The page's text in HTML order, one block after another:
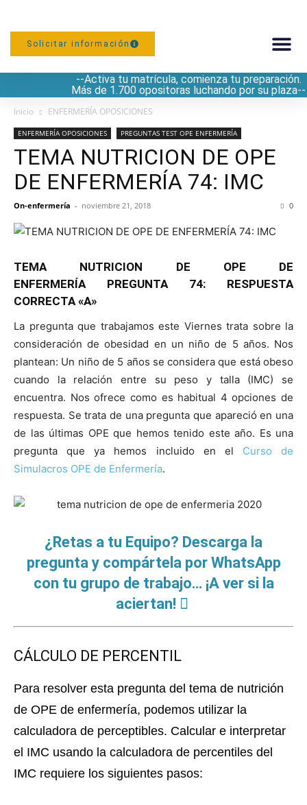
Solicitar información
--Activa tu matrícula, comienza tu preparación.
Más de 1.700 opositoras luchando por su plaza--
Inicio ENFERMERÍA OPOSICIONES
ENFERMERÍA OPOSICIONES PREGUNTAS TEST OPE ENFERMERÍA
TEMA NUTRICION DE OPE
DE ENFERMERÍA 74: IMC
On-enfermería - noviembre 21, 2018 0
TEMA NUTRICION DE OPE DE
ENFERMERÍA PREGUNTA 74: RESPUESTA
CORRECTA «A»
La pregunta que trabajamos este Viernes trata sobre la
consideración de obesidad en un niño de 5 años. Nos
plantean: Un niño de 5 años se considera que está obeso
cuando la relación entre su peso y talla (IMC) se
encuentra. Nos ofrece como es habitual 4 opciones de
respuesta. Se trata de una pregunta que apareció en una
de las últimas OPE que hemos tenido este año. Es una
pregunta que ya hemos incluido en el Curso de
Simulacros OPE de Enfermería.
¿Retas a tu Equipo? Descarga la
pregunta y compártela por WhatsApp
con tu grupo de trabajo… ¡A ver si la
aciertan!
CÁLCULO DE PERCENTIL
Para resolver esta pregunta del tema de nutrición
de OPE de enfermería, podemos utilizar la
calculadora de perceptibles. Calcular e interpretar
el IMC usando la calculadora de percentiles del
IMC requiere los siguientes pasos: